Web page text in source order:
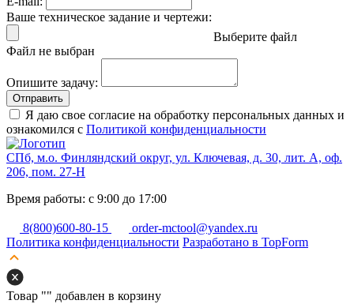
Ваше техническое задание и чертежи:
Выберите файл
Файл не выбран
Опишите задачу:
Отправить
Я даю свое согласие на обработку персональных данных и
ознакомился с Политикой конфиденциальности
СПб, м.о. Финляндский округ, ул. Ключевая, д. 30, лит. А, оф.
206, пом. 27-Н
Время работы: с 9:00 до 17:00
8(800)600-80-15
order-mctool@yandex.ru
Политика конфиденциальности Разработано в TopForm
Товар "" добавлен в корзину